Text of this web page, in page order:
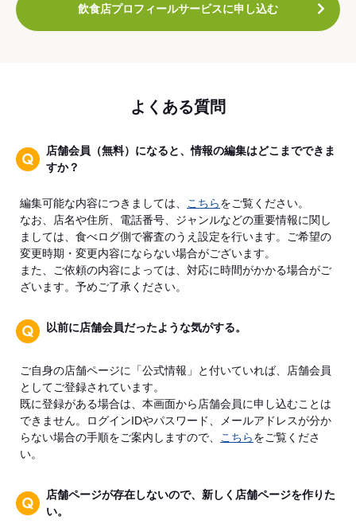
飲食店プロフィールサービスに申し込む
よくある質問
店舗会員（無料）になると、情報の編集はどこまでできま
すか？
編集可能な内容につきましては、 こちらをご覧ください。
なお、店名や住所、電話番号、ジャンルなどの重要情報に関し
ましては、食べログ側で審査のうえ設定を行います。ご希望の
変更時期・変更内容にならない場合がございます。
また、ご依頼の内容によっては、対応に時間がかかる場合がご
ざいます。予めご了承ください。
以前に店舗会員だったような気がする。
ご自身の店舗ページに「公式情報」と付いていれば、店舗会員
としてご登録されています。
既に登録がある場合は、本画面から店舗会員に申し込むことは
できません。ログインIDやパスワード、メールアドレスが分か
らない場合の手順をご案内しますので、
こちらをご覧くださ
い。
店舗ページが存在しないので、新しく店舗ページを作りた
い。